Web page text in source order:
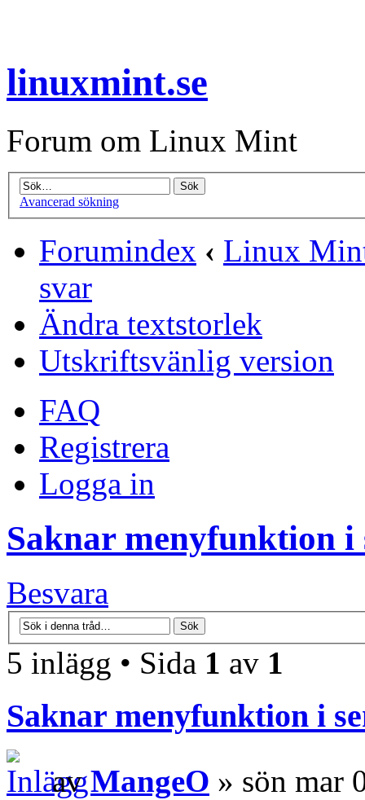
linuxmint.se
Forum om Linux Mint
Avancerad sökning
Forumindex ‹ Linux
svar
Ändra textstorlek
Utskriftsvänlig version
FAQ
Registrera
Logga in
Saknar menyfunktion i
Besvara
5 inlägg • Sida 1 av 1
Saknar menyfunktion i
avMangeO » sön mar